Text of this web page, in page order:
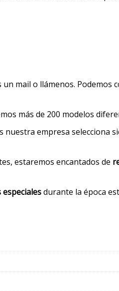
mail o llámenos. Podemos
más de 200 modelos
empresa selecciona
estaremos encantados de
durante la época